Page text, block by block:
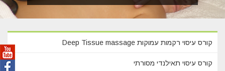
קורס עיסוי רקמות עמוקות Deep Tissue massage
קורס עיסוי תאילנדי מסורתי